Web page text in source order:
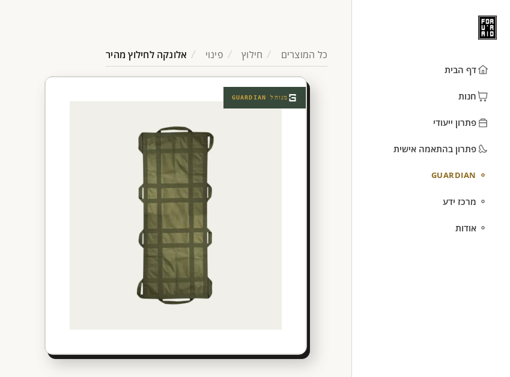
דף הבית
חנות
פתרון ייעודי
פתרון בהתאמה אישית
GUARDIAN
מרכז ידע
אודות
כל המוצרים חילוץ פינוי אלונקה לחילוץ מהיר
מנוהל GUARDIAN